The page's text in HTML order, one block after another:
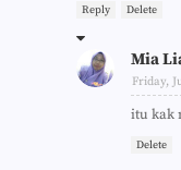
Reply Delete
Mia
Friday,
itu kak
Delete